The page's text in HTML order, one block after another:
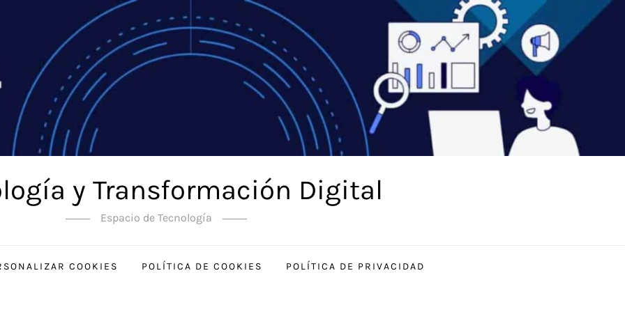
y Transformación Digital
Espacio de Tecnología
COOKIES POLÍTICA DE COOKIES POLÍTICA DE PRIVACIDAD